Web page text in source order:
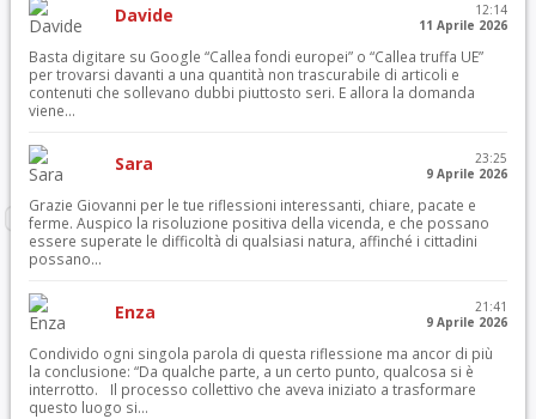
Davide
12:14
11 Aprile 2026
Basta digitare su Google “Callea fondi europei” o “Callea truffa UE”
per trovarsi davanti a una quantità non trascurabile di articoli e
contenuti che sollevano dubbi piuttosto seri. E allora la domanda
viene...
Sara
23:25
9 Aprile 2026
Grazie Giovanni per le tue riflessioni interessanti, chiare, pacate e
ferme. Auspico la risoluzione positiva della vicenda, e che possano
essere superate le difficoltà di qualsiasi natura, affinché i cittadini
possano...
Enza
21:41
9 Aprile 2026
Condivido ogni singola parola di questa riflessione ma ancor di più
la conclusione: “Da qualche parte, a un certo punto, qualcosa si è
interrotto. Il processo collettivo che aveva iniziato a trasformare
questo luogo si...